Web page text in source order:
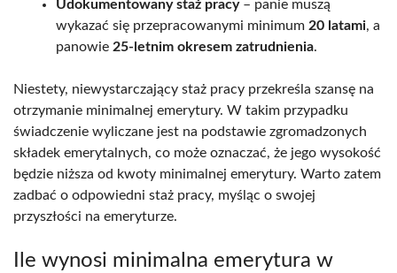
Udokumentowany staż pracy– panie muszą
wykazać się przepracowanymi minimum 20 latami, a
panowie 25-letnim okresem zatrudnienia.
Niestety, niewystarczający staż pracy przekreśla szansę na
otrzymanie minimalnej emerytury. W takim przypadku
świadczenie wyliczane jest na podstawie zgromadzonych
składek emerytalnych, co może oznaczać, że jego wysokość
będzie niższa od kwoty minimalnej emerytury. Warto zatem
zadbać o odpowiedni staż pracy, myśląc o swojej
przyszłości na emeryturze.
Ile wynosi minimalna emerytura w